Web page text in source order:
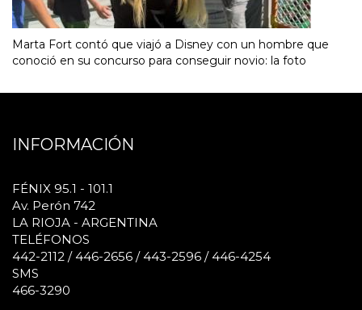
Marta Fort contó que viajó a Disney con un hombre que
conoció en su concurso para conseguir novio: la foto
INFORMACIÓN
FÉNIX 95.1 - 101.1
Av. Perón 742
LA RIOJA - ARGENTINA
TELÉFONOS
442-2112 / 446-2656 / 443-2596 / 446-4254
SMS
466-3290